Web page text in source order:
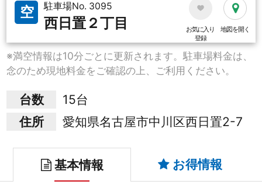
空 駐車場No. 3095
西日置２丁目
お気に入り
登録
地図を開く
※満空情報は10分ごとに更新されます。駐車場料金は、
念のため現地料金をご確認の上、ご利用ください。
台数
15台
住所
愛知県名古屋市中川区西日置2-7
基本情報 お得情報